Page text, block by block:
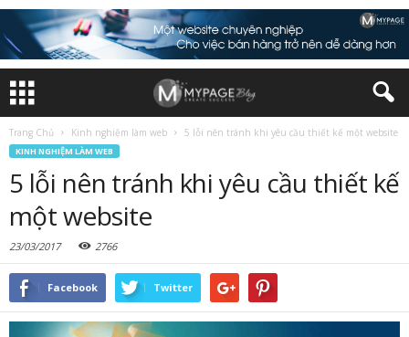
Trang Chủ Kinh nghiệm làm web 5 lỗi nên tránh khi yêu cầu thiết kế một website
KINH NGHIỆM LÀM WEB
5 lỗi nên tránh khi yêu cầu thiết kế
một website
23/03/2017 2766
Facebook Twitter